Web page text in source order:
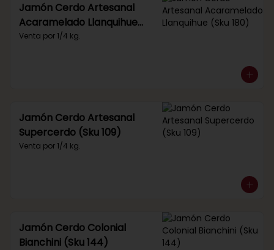
Jamón Cerdo Artesanal
Acaramelado Llanquihue
(Sku 180)
Venta por 1/4 kg.
Jamón Cerdo Artesanal
Supercerdo (Sku 109)
Venta por 1/4 kg.
Jamón Cerdo Colonial
Bianchini (Sku 144)